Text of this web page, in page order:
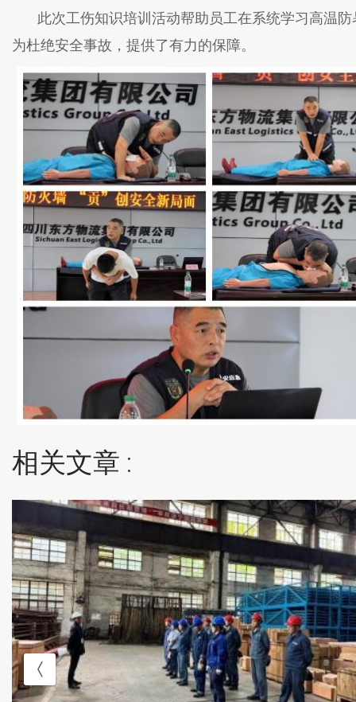
此次工伤知识培训活动帮助员工在系统学习高温防
为杜绝安全事故，提供了有力的保障。
相关文章 :